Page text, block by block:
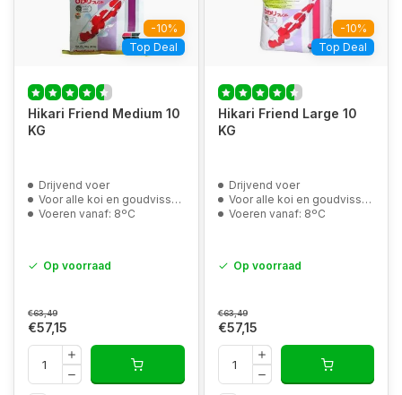
-10%
Top Deal
Hikari Friend Medium 10
KG
Drijvend voer
Voor alle koi en goudvissen
Voeren vanaf: 8ºC
Op voorraad
€63,49
€57,15
-10%
Top Deal
Hikari Friend Large 10
KG
Drijvend voer
Voor alle koi en goudvissen
Voeren vanaf: 8ºC
Op voorraad
€63,49
€57,15